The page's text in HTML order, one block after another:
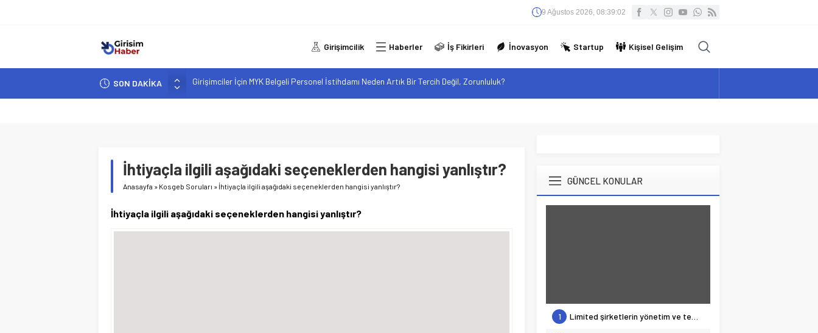
9 Ağustos 2026, 08:39:03
Girişimcilik Haberler İş Fikirleri İnovasyon Startup Kişisel Gelişim
SON DAKİKA
Hindistan’da Mahsur Kalan F-35B: Jeopolitik Sonuçları
Yapay Zeka Destekli Asistanlar: Elon Musk’tan Romantik Bir Hamle mi?
İhtiyaçla ilgili aşağıdaki seçeneklerden hangisi yanlıştır?
Anasayfa » Kosgeb Soruları » İhtiyaçla ilgili aşağıdaki seçeneklerden hangisi yanlıştır?
İhtiyaçla ilgili aşağıdaki seçeneklerden hangisi yanlıştır?
GÜNCEL KONULAR
1 Limited şirketlerin yönetim ve temsili ile ilgili aşağıdaki ifadelerden hangisi yanlıştır?